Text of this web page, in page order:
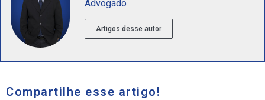
Advogado
Artigos desse autor
Compartilhe esse artigo!